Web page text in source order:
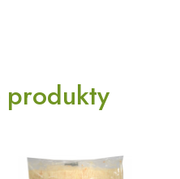
produkty